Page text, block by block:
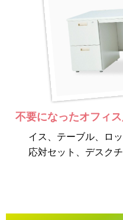
不要になったオフィ
イス テーブル ロ
応対セット
デスク